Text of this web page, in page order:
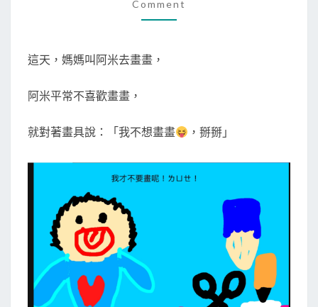
具
逃
Comment
這天，媽媽叫阿米去畫畫，
阿米平常不喜歡畫畫，
就對著畫具說：「我不想畫畫 ，掰掰」